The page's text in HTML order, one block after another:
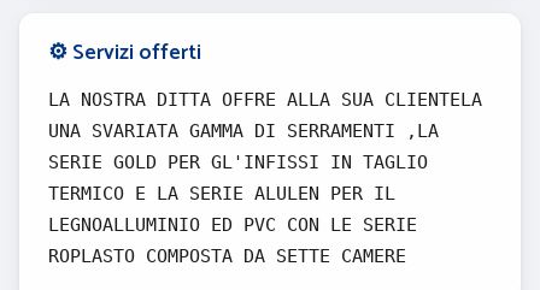
⚙️ Servizi offerti
LA NOSTRA DITTA OFFRE ALLA SUA CLIENTELA
UNA SVARIATA GAMMA DI SERRAMENTI ,LA
SERIE GOLD PER GL'INFISSI IN TAGLIO
TERMICO E LA SERIE ALULEN PER IL
LEGNOALLUMINIO ED PVC CON LE SERIE
ROPLASTO COMPOSTA DA SETTE CAMERE